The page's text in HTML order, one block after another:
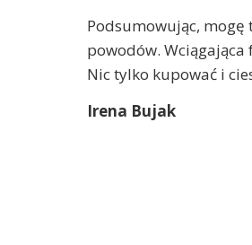
Podsumowując, mogę
powodów.
Nic tylko kupować i
Irena Bujak